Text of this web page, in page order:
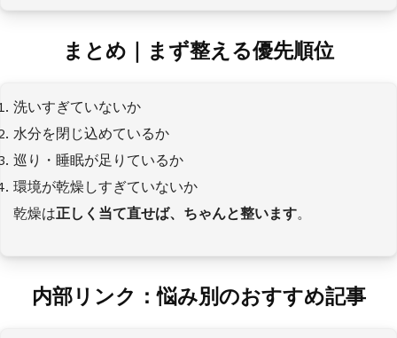
まとめ｜まず整える優先順位
洗いすぎていないか
水分を閉じ込めているか
巡り・睡眠が足りているか
環境が乾燥しすぎていないか
乾燥は正しく当て直せば、ちゃんと整います。
内部リンク：悩み別のおすすめ記事